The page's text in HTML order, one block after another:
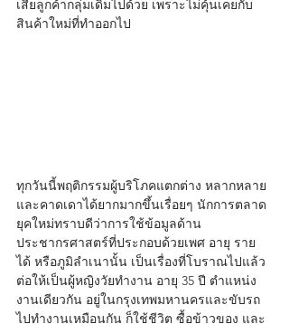
เสียลูกค้ากลุ่มเดิมไปด้วย เพราะไม่คุ้นเคยกับ
สินค้าใหม่ที่ทำออกไป
ทุกวันนี้พฤติกรรมผู้บริโภคแตกต่าง หลากหลาย
และคาดเดาได้ยากมากขึ้นเรื่อยๆ นักการตลาด
ยุคใหม่ทราบดีว่าการใช้ข้อมูลด้าน
ประชากรศาสตร์ที่ประกอบด้วยเพศ อายุ ราย
ได้ หรือภูมิลำเนานั้น เป็นเรื่องที่โบราณไปแล้ว
ต่อให้เป็นผู้หญิงวัยทำงาน อายุ 35 ปี ตำแหน่ง
งานเดียวกัน อยู่ในกรุงเทพมหานครและขับรถ
ไปทำงานเหมือนกัน ก็ใช้ชีวิต ซื้อข้าวของ และ